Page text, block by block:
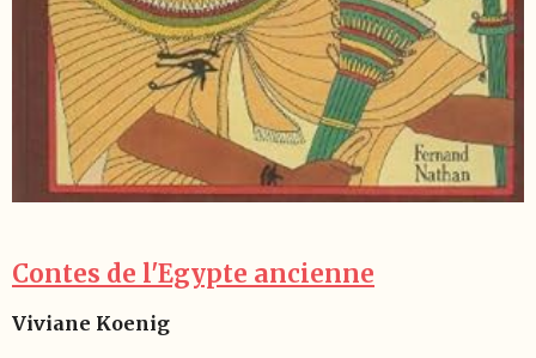
Contes de l'Egypte ancienne
Viviane Koenig